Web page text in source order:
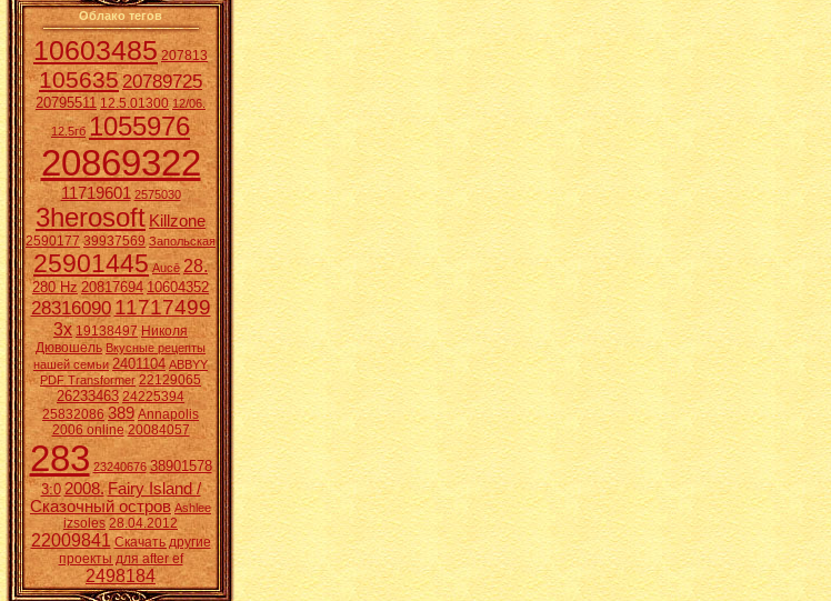
Облако тегов
10603485 207813
10563520789725
20795511 12.5.01300 12/06.
12.5гб 1055976
20869322
11719601 2575030
3herosoft Killzone
2590177 39937569 Запольская
25901445 Aucē 28.
280 Hz 20817694 10604352
2831609011717499
3x 19138497 Николя
Дювошель Вкусные рецепты
нашей семьи 2401104 ABBYY
PDF Transformer 22129065
26233463 24225394
25832086 389 Annapolis
2006 online 20084057
283 23240676 38901578
3:0 2008. Fairy Island /
Сказочный остров Ashlee
izsoles 28.04.2012
22009841 Скачать другие
проекты для after ef
2498184